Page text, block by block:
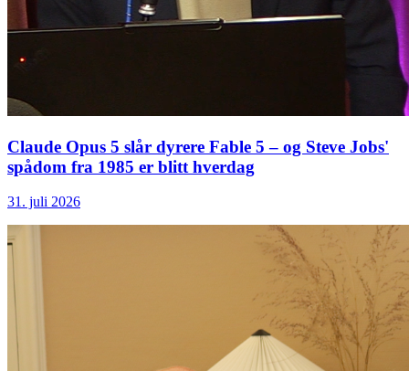
Claude Opus 5 slår dyrere Fable 5 – og Steve Jobs'
spådom fra 1985 er blitt hverdag
31. juli 2026